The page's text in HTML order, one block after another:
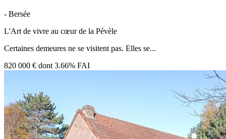
- Bersée
L'Art de vivre au cœur de la Pévèle
Certaines demeures ne se visitent pas. Elles se...
820 000 € dont 3.66% FAI